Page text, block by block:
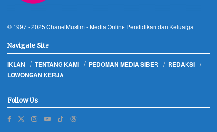
© 1997 - 2025 ChanelMuslim - Media Online Pendidikan dan Keluarga
Navigate Site
IKLAN TENTANG KAMI PEDOMAN MEDIA SIBER
REDAKSI
LOWONGAN KERJA
Follow Us